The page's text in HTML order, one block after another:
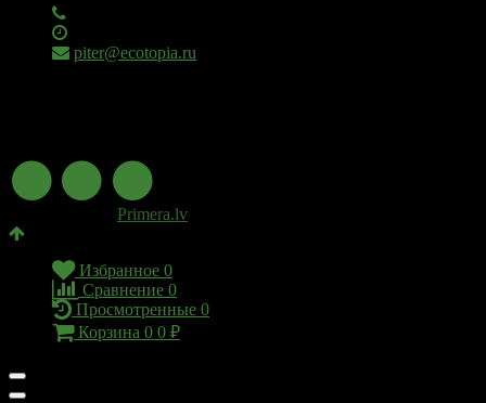
piter@ecotopia.ru
Primera.lv
Избранное 0
Сравнение 0
Просмотренные 0
Корзина 0 0 ₽